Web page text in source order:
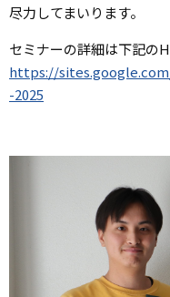
尽力してまいります。
セミナーの詳細は下記の
https://
-2025